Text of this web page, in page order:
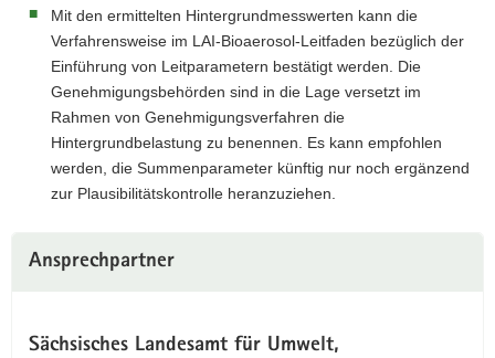
Mit den ermittelten Hintergrundmesswerten kann die
Verfahrensweise im LAI-Bioaerosol-Leitfaden bezüglich der
Einführung von Leitparametern bestätigt werden. Die
Genehmigungsbehörden sind in die Lage versetzt im
Rahmen von Genehmigungsverfahren die
Hintergrundbelastung zu benennen. Es kann empfohlen
werden, die Summenparameter künftig nur noch ergänzend
zur Plausibilitätskontrolle heranzuziehen.
Ansprechpartner
Sächsisches Landesamt für Umwelt,